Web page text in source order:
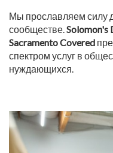
Мы прославляем силу
сообществе.Solomon's
Sacramento Covered
спектром услуг в
нуждающихся.